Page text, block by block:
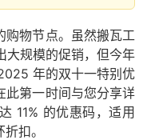
购物节点。虽然搬瓦工
大规模的促销，但今年
年的双十一特别优
此第一时间与您分享详
11% 的优惠码，适用
扣。